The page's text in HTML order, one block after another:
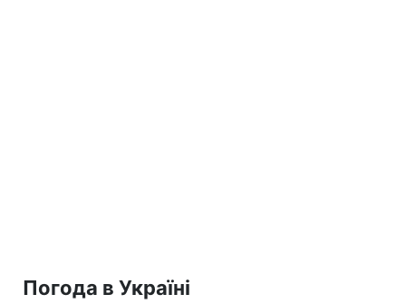
Погода в Україні